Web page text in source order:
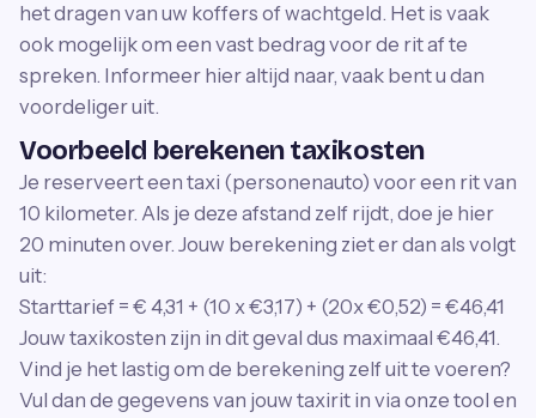
het dragen van uw koffers of wachtgeld. Het is vaak
ook mogelijk om een vast bedrag voor de rit af te
spreken. Informeer hier altijd naar, vaak bent u dan
voordeliger uit.
Voorbeeld berekenen taxikosten
Je reserveert een taxi (personenauto) voor een rit van
10 kilometer. Als je deze afstand zelf rijdt, doe je hier
20 minuten over. Jouw berekening ziet er dan als volgt
uit:
Starttarief = € 4,31 + (10 x €3,17) + (20x €0,52) = €46,41
Jouw taxikosten zijn in dit geval dus maximaal €46,41.
Vind je het lastig om de berekening zelf uit te voeren?
Vul dan de gegevens van jouw taxirit in via onze tool en